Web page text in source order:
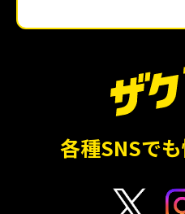
各種SNSで